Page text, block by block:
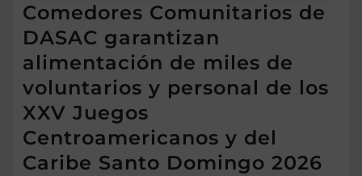
Comedores Comunitarios de
DASAC garantizan
alimentación de miles de
voluntarios y personal de los
XXV Juegos
Centroamericanos y del
Caribe Santo Domingo 2026